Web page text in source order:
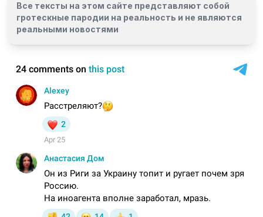
Все тексты на этом сайте представляют собой
гротескные пародии на реальность и не являются
реальными новостями